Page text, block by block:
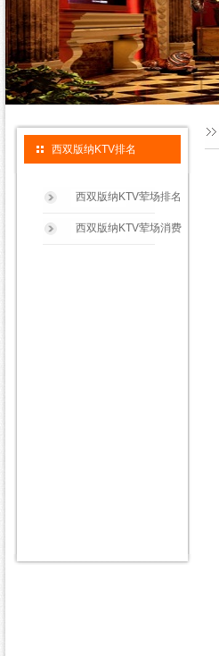
西双版纳KTV排名
西双版纳KTV荤场排名
西双版纳KTV荤场消费